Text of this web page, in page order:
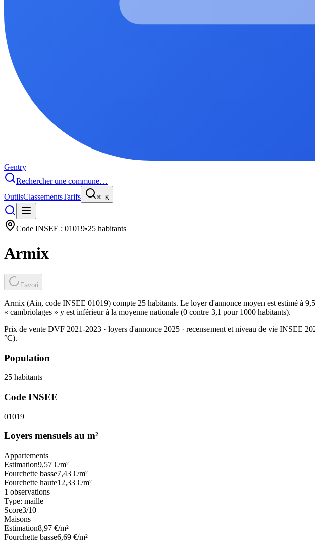
Gentry
Rechercher une commune…
OutilsClassementsTarifs ⌘ K
Code INSEE : 01019•25 habitants
Armix
Favori
Armix (Ain, code INSEE 01019) compte 25 habitants. Le loyer d'annonce moyen est estimé à
« cambriolages » y est inférieur à la moyenne nationale (0 contre 3,1 pour 1000 habitants).
Prix de vente DVF 2021-2023 · loyers d'annonce 2025 · recensement et niveau de vie INSEE
°C).
Population
25 habitants
Code INSEE
01019
Loyers mensuels au m²
Appartements
Estimation9,57 €/m²
Fourchette basse7,43 €/m²
Fourchette haute12,33 €/m²
1 observations
Type: maille
Score3/10
Maisons
Estimation8,97 €/m²
Fourchette basse6,69 €/m²